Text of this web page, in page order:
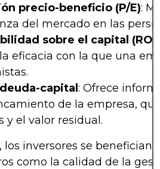
precio-beneficio (P/E):
del mercado en las
sobre el capital (ROE)
eficacia con la que una
capital : Ofrece
de la empresa,
y el valor residual.
los inversores se benefician
como la calidad de la